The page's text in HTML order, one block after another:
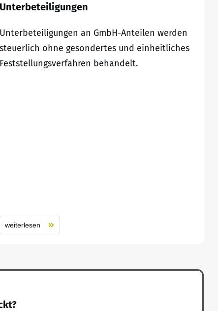
Unterbeteiligungen
Unterbeteiligungen an GmbH-Anteilen werden
steuerlich ohne gesondertes und einheitliches
Feststellungsverfahren behandelt.
weiterlesen